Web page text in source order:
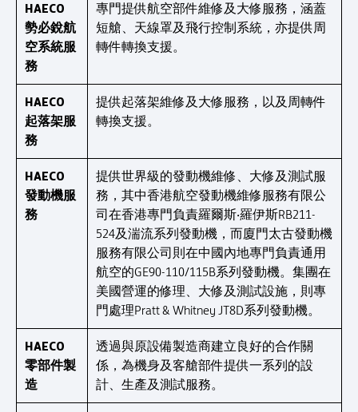
HAECO
勢必銳航
空系統服
務
專門提供航空部件維修及大修服務，涵蓋
短艙、天線罩及飛行控制系統，亦提供周
轉件轉換支援。
HAECO
起落架服
務
提供起落架維修及大修服務，以及周轉件
轉換支援。
HAECO
發動機服
務
提供世界級的發動機維修、大修及測試服
務，其中香港航空發動機維修服務有限公
司在香港專門負責羅爾斯‧羅伊斯RB211-
524及湍流系列發動機，而廈門太古發動機
服務有限公司則在中國內地專門負責通用
航空的GE90-110/115B系列發動機。集團在
美國營運的修理、大修及測試設施，則專
門處理Pratt & Whitney JT8D系列發動機。
HAECO
零部件製
造
透過與原設備製造商建立良好的合作關
係，為機身及客艙部件提供一系列的設
計、生產及測試服務。